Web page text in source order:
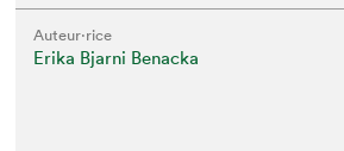
Auteur·rice
Erika Bjarni Benacka